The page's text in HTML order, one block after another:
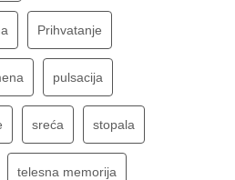
Prihvatanje
pulsacija
sreća stopala
telesna memorija